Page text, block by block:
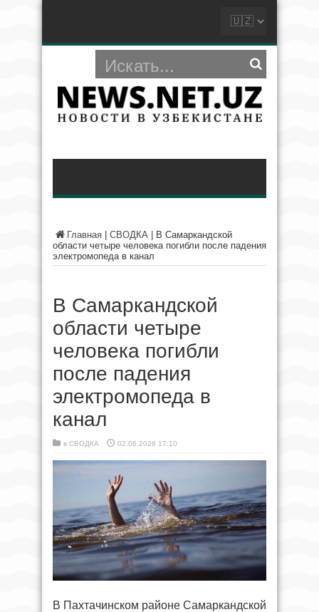
Главная СВОДКА
В Самаркандской
области четыре человека погибли после падения
электромопеда в канал
В Самаркандской
области четыре
человека погибли
после падения
электромопеда в
канал
в СВОДКА 02.06.2026 17:10
В Пахтачинском районе Самаркандской